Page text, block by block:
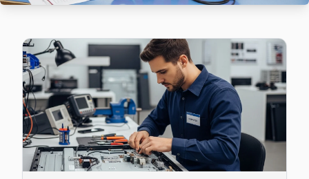
İnönü Sanyo Anakart Tamiri →
Kayışdağı mahallesi Sanyo TV teknisyeniniz ortalama 90
Kayışdağı Sanyo Açılmıyor Arıza →
Küçükbakkalköy Sanyo Servis
Küçükbakkalköy sakinleri Sanyo TV arızaları için sık
Ataşehir TV Servis Merkezi →